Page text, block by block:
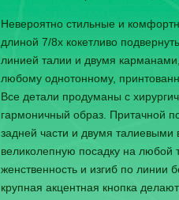
Невероятно стильные и
длиной 7/8х кокетливо
линией талии и двумя
любому однотонному,
Все детали продуманы с
гармоничный образ. Притачной
задней части и двумя талиевыми
великолепную посадку на
женственность и изгиб по линии
крупная акцентная кнопка